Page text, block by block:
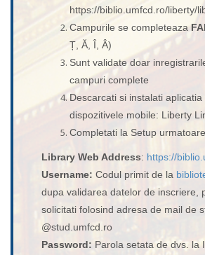
https://biblio.umfcd.ro/liberty/
Campurile se completeaza
Ț, Ă, Î, Â)
Sunt validate doar
campuri complete
Descarcati si instalati aplicatia
dispozitivele mobile: Liberty
Completati la Setup
Library Web Address: https://
Username: Codul primit de la
dupa validarea datelor de inscriere,
solicitati folosind adresa de mail de
@stud.umfcd.ro
Password: Parola setata de dvs. la